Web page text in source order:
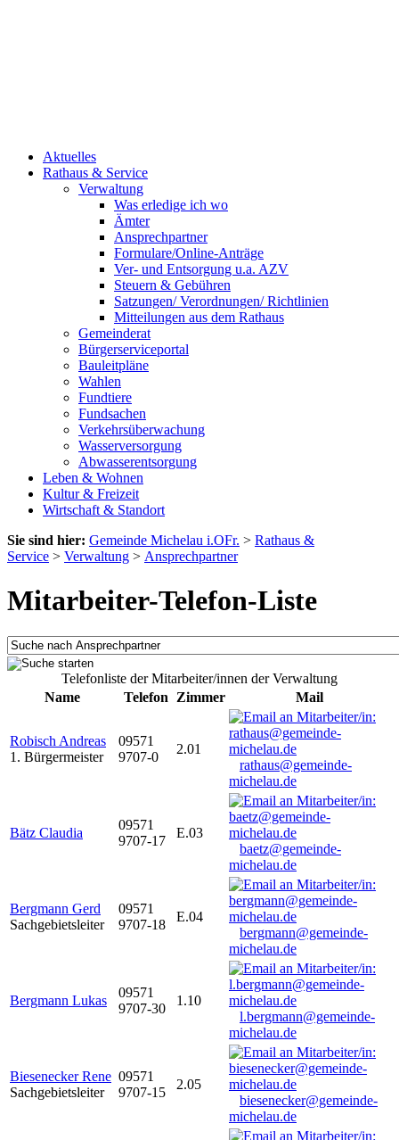
Aktuelles
Rathaus & Service
Verwaltung
Was erledige ich wo
Ämter
Ansprechpartner
Formulare/Online-Anträge
Ver- und Entsorgung u.a. AZV
Steuern & Gebühren
Satzungen/ Verordnungen/ Richtlinien
Mitteilungen aus dem Rathaus
Gemeinderat
Bürgerserviceportal
Bauleitpläne
Wahlen
Fundtiere
Fundsachen
Verkehrsüberwachung
Wasserversorgung
Abwasserentsorgung
Leben & Wohnen
Kultur & Freizeit
Wirtschaft & Standort
Sie sind hier: Gemeinde Michelau i.OFr. > Rathaus &
Service > Verwaltung > Ansprechpartner
Mitarbeiter-Telefon-Liste
Telefonliste der Mitarbeiter/innen der Verwaltung
Name
Telefon Zimmer Mail
Robisch Andreas
1. Bürgermeister
09571
9707-0
2.01
rathaus@gemeinde-
michelau.de
Bätz Claudia
09571
9707-17
E.03
baetz@gemeinde-
michelau.de
Bergmann Gerd
Sachgebietsleiter
09571
9707-18
E.04
bergmann@gemeinde-
michelau.de
Bergmann Lukas
09571
9707-30
1.10
l.bergmann@gemeinde-
michelau.de
Biesenecker Rene
Sachgebietsleiter
09571
9707-15
2.05
biesenecker@gemeinde-
michelau.de